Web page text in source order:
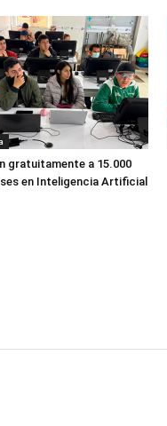
gratuitamente a 15.000
en Inteligencia Artificial